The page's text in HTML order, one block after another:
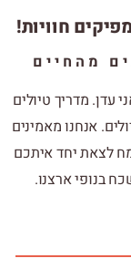
חוויות!
מהחיים
עדן. מדריך טיולים
אנחנו מאמינים
לצאת יחד איתכם
בנופי ארצנו.